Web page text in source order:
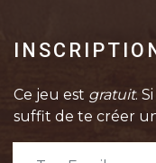
Ce jeu est gratuit.
suffit de te créer